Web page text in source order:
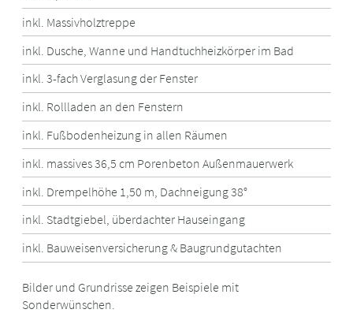
inkl. Massivholztreppe
inkl. Dusche, Wanne und Handtuchheizkörper im Bad
inkl. 3-fach Verglasung der Fenster
inkl. Rollladen an den Fenstern
inkl. Fußbodenheizung in allen Räumen
inkl. massives 36,5 cm Porenbeton Außenmauerwerk
inkl. Drempelhöhe 1,50 m, Dachneigung 38°
inkl. Stadtgiebel, überdachter Hauseingang
inkl. Bauweisenversicherung & Baugrundgutachten
Bilder und Grundrisse zeigen Beispiele mit
Sonderwünschen.